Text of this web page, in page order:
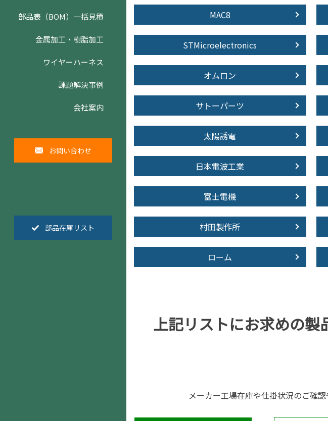
部品表（BOM）一括見積
金属加工・樹脂加工
ワイヤーハーネス
課題解決事例
会社案内
お問い合わせ
部品在庫リスト
MAC8
STMicroelectronics
オムロン
サトーパーツ
太陽誘電
日本電波工業
富士電機
村田製作所
ローム
上記リストにお求めの製
メーカー工場在庫や仕掛状況のご確